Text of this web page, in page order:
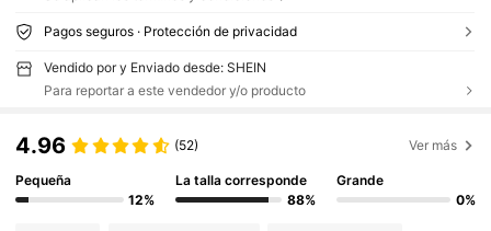
Pagos seguros · Protección de privacidad
Vendido por y Enviado desde: SHEIN
Para reportar a este vendedor y/o producto
4.96 (52) Ver más
Pequeña
12%
La talla corresponde
88%
Grande
0%